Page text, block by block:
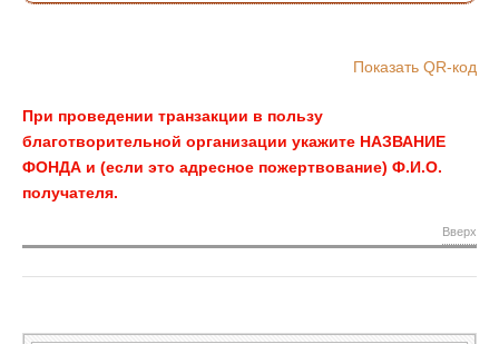
Bitcoin GoldПоказать QR-код
При проведении транзакции в пользу
благотворительной организации укажите НАЗВАНИЕ
ФОНДА и (если это адресное пожертвование) Ф.И.О.
получателя.
Вверх